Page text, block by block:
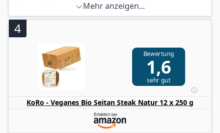
Ungekühlt lagerbar
Vegane Zutaten aus biologischer Landwirtschaft
Mehr anzeigen...
4
Bewertung
1,6
sehr gut
KoRo - Veganes Bio Seitan Steak Natur 12 x 250 g